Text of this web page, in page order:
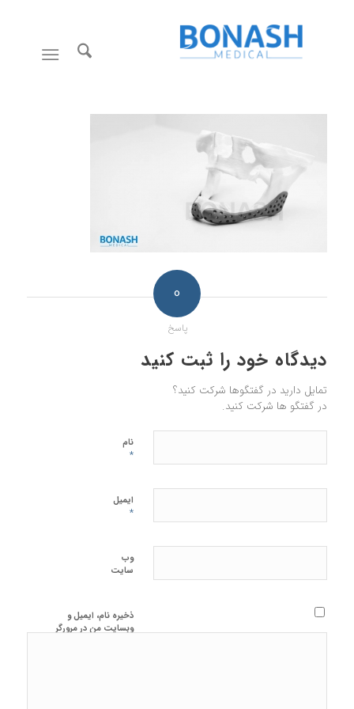
0
پاسخ
دیدگاه خود را ثبت کنید
تمایل دارید در گفتگوها شرکت کنید؟
در گفتگو ها شرکت کنید.
نام
*
ایمیل
*
وب‌
سایت
ذخیره نام، ایمیل و
وبسایت من در مرورگر